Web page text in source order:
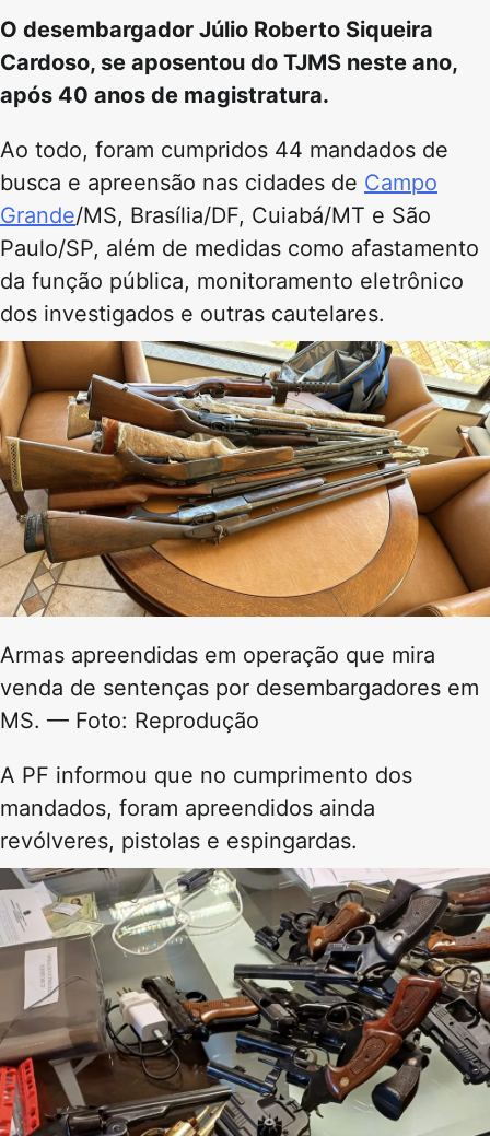
O desembargador Júlio Roberto Siqueira
Cardoso, se aposentou do TJMS neste ano,
após 40 anos de magistratura.
Ao todo, foram cumpridos 44 mandados de
busca e apreensão nas cidades de Campo
Grande/MS, Brasília/DF, Cuiabá/MT e São
Paulo/SP, além de medidas como afastamento
da função pública, monitoramento eletrônico
dos investigados e outras cautelares.
Armas apreendidas em operação que mira
venda de sentenças por desembargadores em
MS. — Foto: Reprodução
A PF informou que no cumprimento dos
mandados, foram apreendidos ainda
revólveres, pistolas e espingardas.